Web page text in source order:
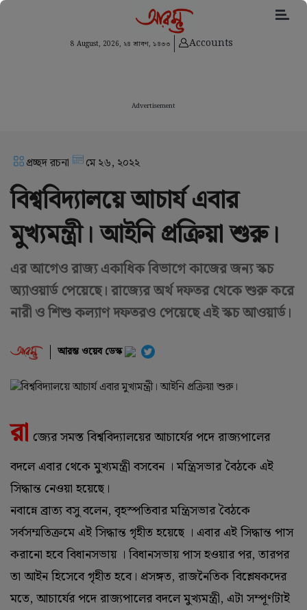
8 August, 2026, ২৪ শ্রাবণ, ১৪৩৩ Accounts
Advertisement
প্রচ্ছদ রচনা মে ২৬, ২০২২
বিশ্ববিদ্যালয়ে আচার্য এবার
মুখ্যমন্ত্রী। আইনি প্রক্রিয়া শুরু।
এর আগেও রাজ্য একাধিক বিভাগে কাজের জন্য স্কচ
অ্যাওয়ার্ড পেয়েছে। রাজ্যের অর্থ দফতর থেকে শুরু করে
নারী ও শিশু কল্যাণ দফতরও পেয়েছে এই স্কচ আওয়ার্ড।
আরম্ভ ওয়েব ডেস্ক
রা জ্যের সমস্ত বিশ্ববিদ্যালয়ের আচার্যের পদে রাজ্যপালের
বদলে এবার থেকে মুখ্যমন্ত্রী বসবেন । মন্ত্রিসভার বৈঠকে এই
সিদ্ধান্ত নেওয়া হয়েছে।
নবান্নে ব্রাত্য বসু বলেন, বৃহস্পতিবার মন্ত্রিসভার বৈঠকে
সর্বসম্মতিক্রমে এই সিদ্ধান্ত গৃহীত হয়েছে । এবার এই সিদ্ধান্ত পাস
করানো হবে বিধানসভায় । বিধানসভায় পাস হওয়ার পর, তারপর
তা আইন হিসেবে গৃহীত হবে। প্রসঙ্গত, রাজনৈতিক বিশ্লেষকদের
মতে, আচার্যের পদে রাজ্যপালের বদলে মুখ্যমন্ত্রী, এটা সম্পূর্ণটাই